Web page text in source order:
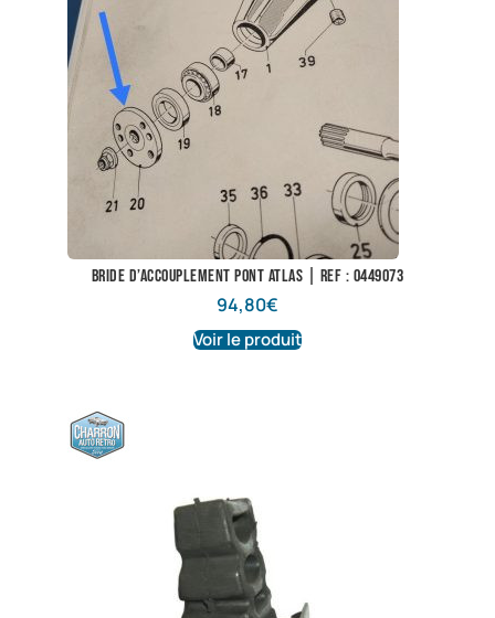
Bride d’accouplement pont Atlas | Ref : 0449073
94,80€
Voir le produit